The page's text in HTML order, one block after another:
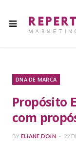
DNA DE MARCA
Propósito
com
BY ELIANE DOIN 22